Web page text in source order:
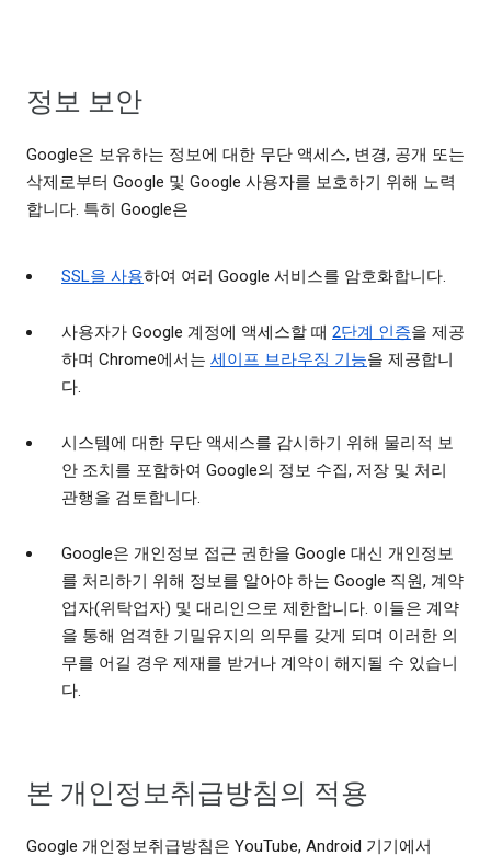
정보 보안
Google은 보유하는 정보에 대한 무단 액세스, 변경, 공개 또는
삭제로부터 Google 및 Google 사용자를 보호하기 위해 노력
합니다. 특히 Google은
SSL을 사용하여 여러 Google 서비스를 암호화합니다.
사용자가 Google 계정에 액세스할 때 2단계 인증을 제공
하며 Chrome에서는 세이프 브라우징 기능을 제공합니
다.
시스템에 대한 무단 액세스를 감시하기 위해 물리적 보
안 조치를 포함하여 Google의 정보 수집, 저장 및 처리
관행을 검토합니다.
Google은 개인정보 접근 권한을 Google 대신 개인정보
를 처리하기 위해 정보를 알아야 하는 Google 직원, 계약
업자(위탁업자) 및 대리인으로 제한합니다. 이들은 계약
을 통해 엄격한 기밀유지의 의무를 갖게 되며 이러한 의
무를 어길 경우 제재를 받거나 계약이 해지될 수 있습니
다.
본 개인정보취급방침의 적용
Google 개인정보취급방침은 YouTube, Android 기기에서